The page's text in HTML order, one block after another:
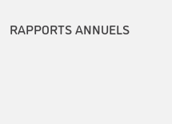
RAPPORTS ANNUELS